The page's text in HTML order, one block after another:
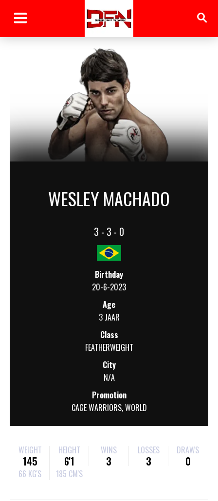
WESLEY MACHADO
3 - 3 - 0
Birthday
20-6-2023
Age
3 JAAR
Class
FEATHERWEIGHT
City
N/A
Promotion
CAGE WARRIORS,WORLD
WEIGHT
145
66 KG'S
HEIGHT
6'1
185 CM'S
WINS
3
LOSSES
3
DRAWS
0